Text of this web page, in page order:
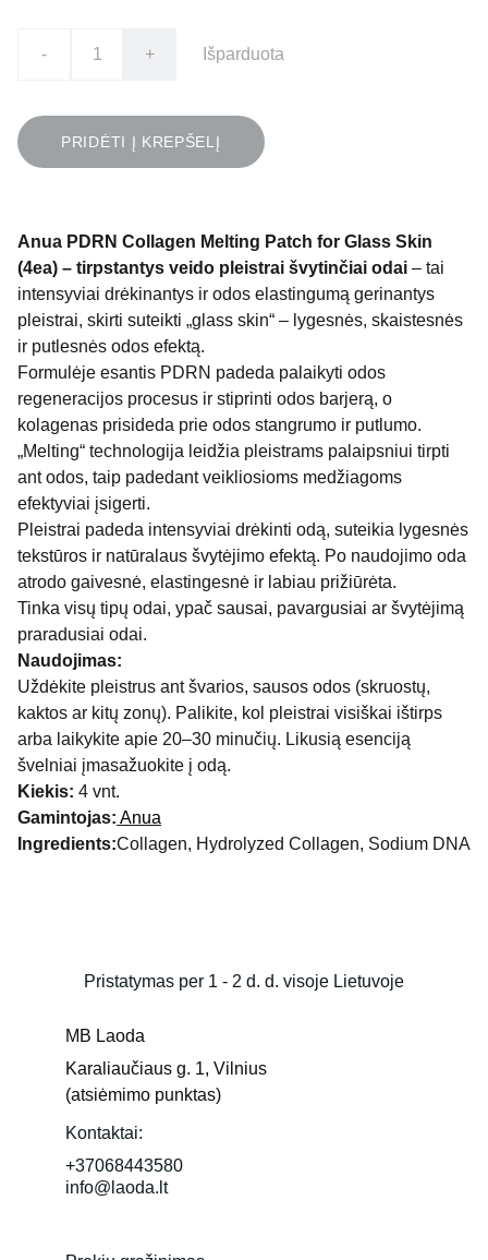
- + Išparduota
PRIDĖTI Į KREPŠELĮ
Anua PDRN Collagen Melting Patch for Glass Skin
(4ea) – tirpstantys veido pleistrai švytinčiai odai – tai
intensyviai drėkinantys ir odos elastingumą gerinantys
pleistrai, skirti suteikti „glass skin“ – lygesnės, skaistesnės
ir putlesnės odos efektą.
Formulėje esantis PDRN padeda palaikyti odos
regeneracijos procesus ir stiprinti odos barjerą, o
kolagenas prisideda prie odos stangrumo ir putlumo.
„Melting“ technologija leidžia pleistrams palaipsniui tirpti
ant odos, taip padedant veikliosioms medžiagoms
efektyviai įsigerti.
Pleistrai padeda intensyviai drėkinti odą, suteikia lygesnės
tekstūros ir natūralaus švytėjimo efektą. Po naudojimo oda
atrodo gaivesnė, elastingesnė ir labiau prižiūrėta.
Tinka visų tipų odai, ypač sausai, pavargusiai ar švytėjimą
praradusiai odai.
Naudojimas:
Uždėkite pleistrus ant švarios, sausos odos (skruostų,
kaktos ar kitų zonų). Palikite, kol pleistrai visiškai ištirps
arba laikykite apie 20–30 minučių. Likusią esenciją
švelniai įmasažuokite į odą.
Kiekis: 4 vnt.
Gamintojas: Anua
Ingredients:Collagen, Hydrolyzed Collagen, Sodium DNA
MB Laoda
Karaliaučiaus g. 1, Vilnius
(atsiėmimo punktas)
Kontaktai:
+37068443580
info@laoda.lt
Pristatymas per 1 - 2 d. d. visoje Lietuvoje